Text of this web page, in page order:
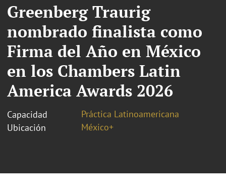
Greenberg Traurig
nombrado finalista como
Firma del Año en México
en los Chambers Latin
America Awards 2026
Capacidad
Práctica Latinoamericana
Ubicación
México+